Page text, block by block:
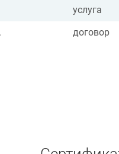
услуга
договор